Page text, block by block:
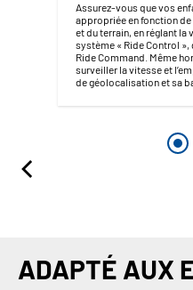
Assurez-vous que vos
appropriée en fonction de
et du terrain, en réglant la
système « Ride Control
Ride Command. Même
surveiller la vitesse et
de géolocalisation et sa
ADAPTÉ AUX